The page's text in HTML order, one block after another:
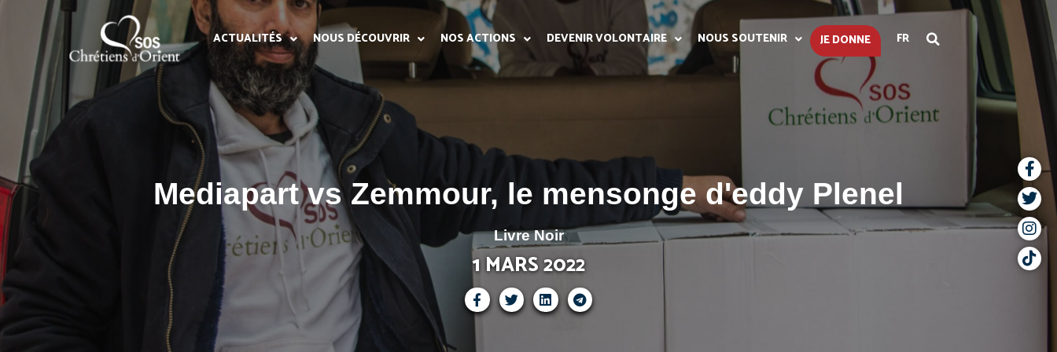
ACTUALITÉS NOUS DÉCOUVRIR NOS ACTIONS DEVENIR VOLONTAIRE NOUS SOUTENIR JE DONNE FR
Mediapart vs Zemmour, le mensonge d'eddy Plenel
Livre Noir
1 MARS 2022